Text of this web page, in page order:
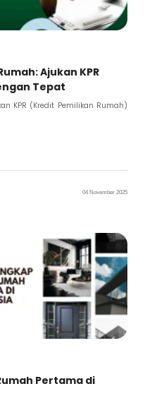
Ajukan KPR
Tepat
KPR (Kredit Pemilikan Rumah)
04 November 2025
Pertama di